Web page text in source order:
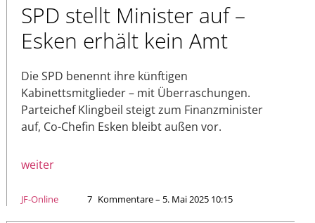
SPD stellt Minister auf –
Esken erhält kein Amt
Die SPD benennt ihre künftigen
Kabinettsmitglieder – mit Überraschungen.
Parteichef Klingbeil steigt zum Finanzminister
auf, Co-Chefin Esken bleibt außen vor.
weiter
JF-Online 7 Kommentare – 5. Mai 2025 10:15